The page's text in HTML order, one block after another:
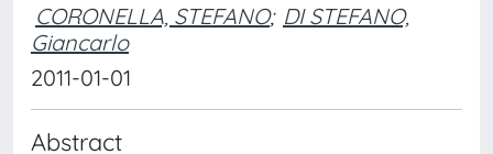
CORONELLA, STEFANO; DI STEFANO,
Giancarlo
2011-01-01
Abstract